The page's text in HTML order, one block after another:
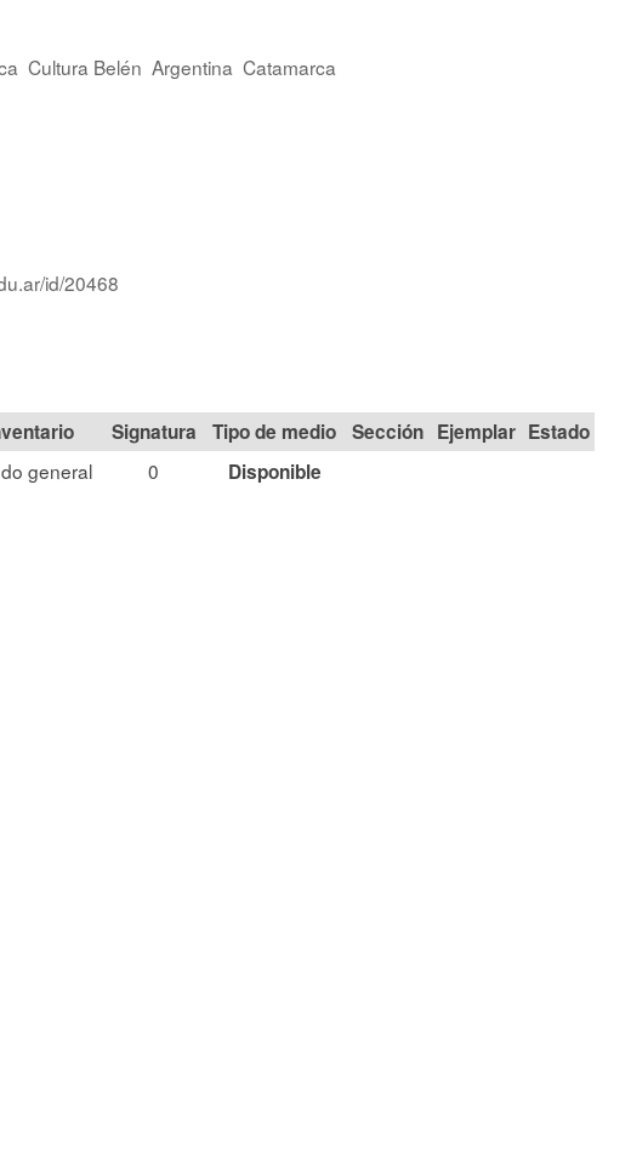
Cultura Belén Argentina Catamarca
id/20468
Signatura Tipo de medio Sección
Estado
general 0 Disponible